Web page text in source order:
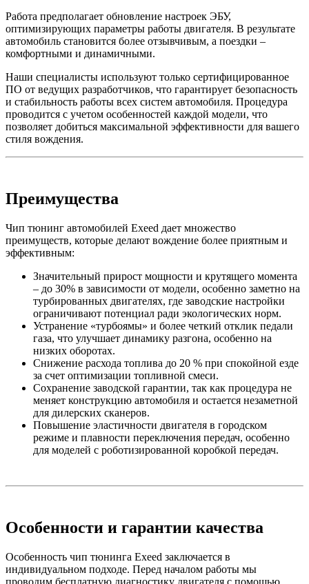
Работа предполагает обновление настроек ЭБУ,
оптимизирующих параметры работы двигателя. В результате
автомобиль становится более отзывчивым, а поездки –
комфортными и динамичными.
Наши специалисты используют только сертифицированное
ПО от ведущих разработчиков, что гарантирует безопасность
и стабильность работы всех систем автомобиля. Процедура
проводится с учетом особенностей каждой модели, что
позволяет добиться максимальной эффективности для вашего
стиля вождения.
Преимущества
Чип тюнинг автомобилей Exeed дает множество
преимуществ, которые делают вождение более приятным и
эффективным:
Значительный прирост мощности и крутящего момента
– до 30% в зависимости от модели, особенно заметно на
турбированных двигателях, где заводские настройки
ограничивают потенциал ради экологических норм.
Устранение «турбоямы» и более четкий отклик педали
газа, что улучшает динамику разгона, особенно на
низких оборотах.
Снижение расхода топлива до 20 % при спокойной езде
за счет оптимизации топливной смеси.
Сохранение заводской гарантии, так как процедура не
меняет конструкцию автомобиля и остается незаметной
для дилерских сканеров.
Повышение эластичности двигателя в городском
режиме и плавности переключения передач, особенно
для моделей с роботизированной коробкой передач.
Особенности и гарантии качества
Особенность чип тюнинга Exeed заключается в
индивидуальном подходе. Перед началом работы мы
проводим бесплатную диагностику двигателя с помощью